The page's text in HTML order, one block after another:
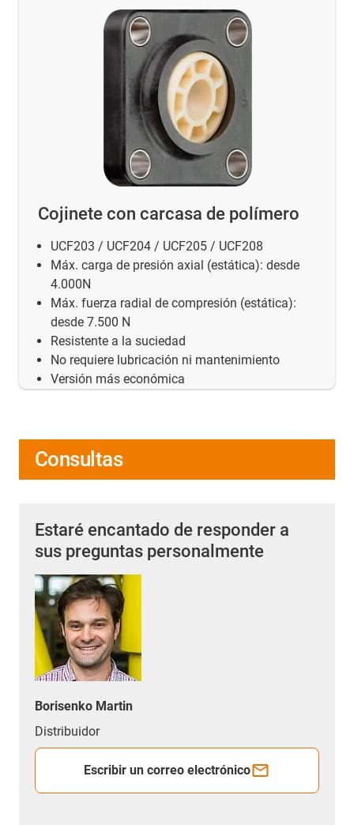
Cojinete con carcasa de polímero
UCF203 / UCF204 / UCF205 / UCF208
Máx. carga de presión axial (estática): desde
4.000N
Máx. fuerza radial de compresión (estática):
desde 7.500 N
Resistente a la suciedad
No requiere lubricación ni mantenimiento
Versión más económica
Consultas
Estaré encantado de responder a
sus preguntas personalmente
Borisenko Martin
Distribuidor
Escribir un correo electrónico